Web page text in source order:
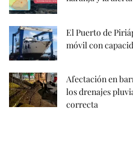
El Puerto de
móvil con
Afectación en
los drenajes
correcta